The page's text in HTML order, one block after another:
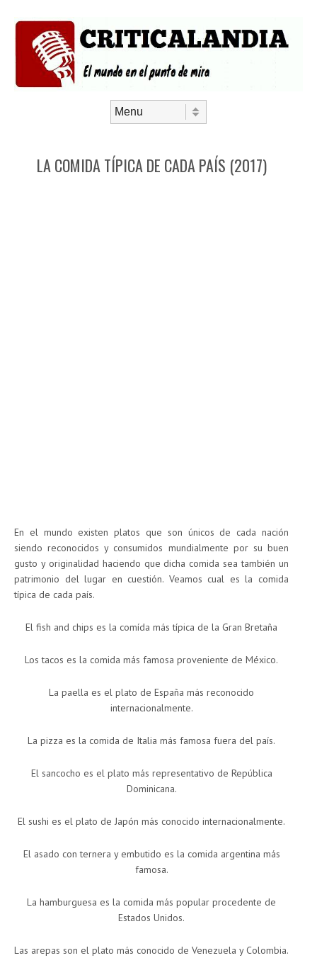
LA COMIDA TÍPICA DE CADA PAÍS (2017)
En el mundo existen platos que son únicos de cada nación
siendo reconocidos y consumidos mundialmente por su buen
gusto y originalidad haciendo que dicha comida sea también un
patrimonio del lugar en cuestión. Veamos cual es la comida
típica de cada país.
El fish and chips es la comída más típica de la Gran Bretaña
Los tacos es la comida más famosa proveniente de México.
La paella es el plato de España más reconocido
internacionalmente.
La pizza es la comida de Italia más famosa fuera del país.
El sancocho es el plato más representativo de República
Dominicana.
El sushi es el plato de Japón más conocido internacionalmente.
El asado con ternera y embutido es la comida argentina más
famosa.
La hamburguesa es la comida más popular procedente de
Estados Unidos.
Las arepas son el plato más conocido de Venezuela y Colombia.